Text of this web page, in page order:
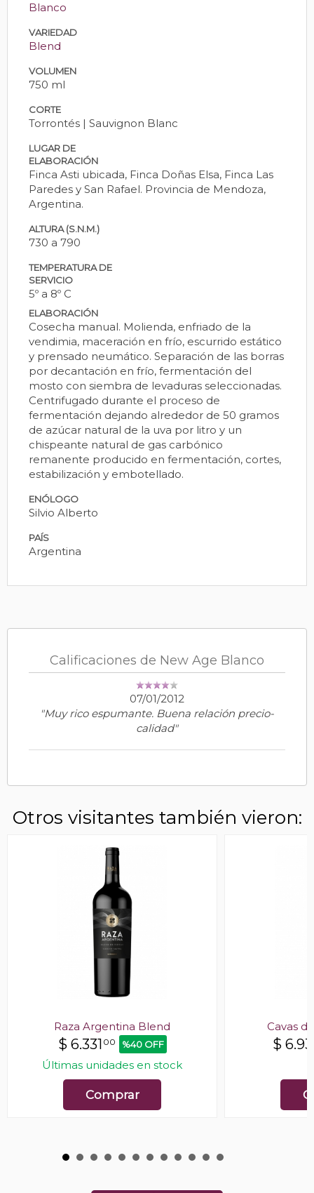
Blanco
VARIEDAD
Blend
VOLUMEN
750 ml
CORTE
Torrontés | Sauvignon Blanc
LUGAR DE
ELABORACIÓN
Finca Asti ubicada, Finca Doñas Elsa, Finca Las
Paredes y San Rafael. Provincia de Mendoza,
Argentina.
ALTURA (S.N.M.)
730 a 790
TEMPERATURA DE
SERVICIO
5º a 8º C
ELABORACIÓN
Cosecha manual. Molienda, enfriado de la
vendimia, maceración en frío, escurrido estático
y prensado neumático. Separación de las borras
por decantación en frío, fermentación del
mosto con siembra de levaduras seleccionadas.
Centrifugado durante el proceso de
fermentación dejando alrededor de 50 gramos
de azúcar natural de la uva por litro y un
chispeante natural de gas carbónico
remanente producido en fermentación, cortes,
estabilización y embotellado.
ENÓLOGO
Silvio Alberto
PAÍS
Argentina
Calificaciones de New Age Blanco
07/01/2012
"Muy rico espumante. Buena relación precio-
calidad"
Otros visitantes también vieron:
Raza Argentina Blend
$ 6.331 00 %40 OFF
Últimas unidades en stock
Comprar
Cavas
$